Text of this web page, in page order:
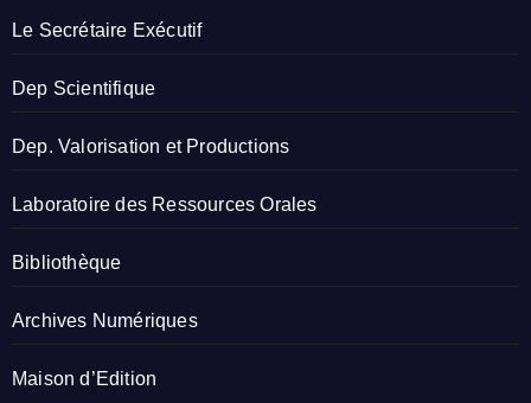
Le Secrétaire Exécutif
Dep Scientifique
Dep. Valorisation et Productions
Laboratoire des Ressources Orales
Bibliothèque
Archives Numériques
Maison d’Edition